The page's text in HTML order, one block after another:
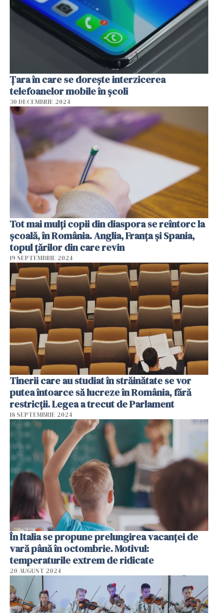
Țara în care se dorește interzicerea
telefoanelor mobile în școli
30 DECEMBRIE 2024
Tot mai mulți copii din diaspora se reîntorc la
școală, în România. Anglia, Franţa şi Spania,
topul țărilor din care revin
19 SEPTEMBRIE 2024
Tinerii care au studiat în străinătate se vor
putea întoarce să lucreze în România, fără
restricții. Legea a trecut de Parlament
18 SEPTEMBRIE 2024
În Italia se propune prelungirea vacanței de
vară până în octombrie. Motivul:
temperaturile extrem de ridicate
20 AUGUST 2024